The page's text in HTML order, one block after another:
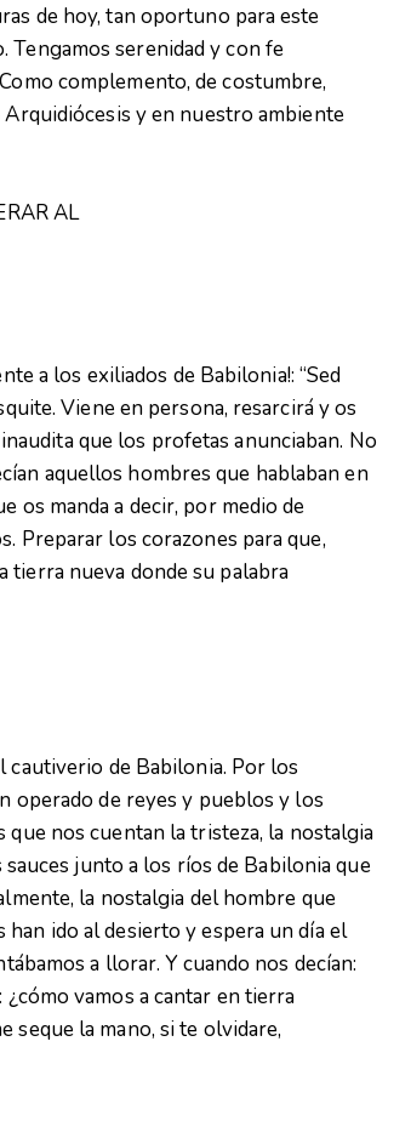
de hoy, tan oportuno para este
Tengamos serenidad y con fe
complemento, de costumbre,
y en nuestro ambiente
AL
a los exiliados de Babilonia!: “Sed
Viene en persona, resarcirá y os
que los profetas anunciaban. No
aquellos hombres que hablaban en
os manda a decir, por medio de
Preparar los corazones para que,
tierra nueva donde su palabra
cautiverio de Babilonia. Por los
operado de reyes y pueblos y los
que nos cuentan la tristeza, la nostalgia
junto a los ríos de Babilonia que
la nostalgia del hombre que
ido al desierto y espera un día el
a llorar. Y cuando nos decían:
vamos a cantar en tierra
seque la mano, si te olvidare,